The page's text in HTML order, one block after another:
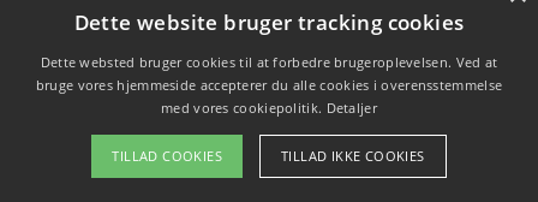
Dette website bruger tracking cookies
Dette websted bruger cookies til at forbedre brugeroplevelsen. Ved at
bruge vores hjemmeside accepterer du alle cookies i overensstemmelse
med vores cookiepolitik. Detaljer
TILLAD COOKIES TILLAD IKKE COOKIES